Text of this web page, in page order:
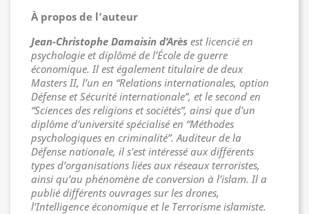
À propos de l’auteur
Jean-Christophe Damaisin d’Arès est licencié en
psychologie et diplômé de l’École de guerre
économique. Il est également titulaire de deux
Masters II, l’un en “Relations internationales, option
Défense et Sécurité internationale”, et le second en
“Sciences des religions et sociétés”, ainsi que d'un
diplôme d'université spécialisé en “Méthodes
psychologiques en criminalité”. Auditeur de la
Défense nationale, il s'est intéressé aux différents
types d’organisations liées aux réseaux terroristes,
ainsi qu’au phénomène de conversion à l’islam. Il a
publié différents ouvrages sur les drones,
l’Intelligence économique et le Terrorisme islamiste.